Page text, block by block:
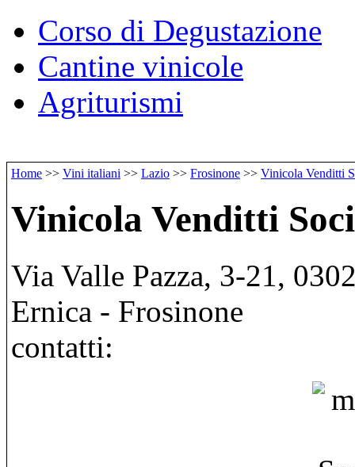
Corso di Degustazione
Cantine vinicole
Agriturismi
Home >> Vini italiani >> Lazio >> Frosinone >> Vinicola Venditti
Vinicola Venditti
Via Valle Pazza, 3-21,
Ernica - Frosinone
contatti: